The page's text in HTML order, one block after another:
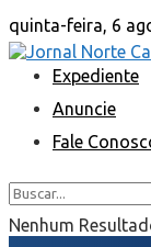
quinta-feira, 6
Expediente
Anuncie
Fale
Nenhum